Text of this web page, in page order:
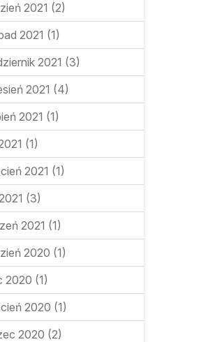
2021 (2)
2021 (1)
2021 (3)
2021 (4)
2021 (1)
(1)
2021 (1)
(3)
2021 (1)
2020 (1)
2020 (1)
2020 (1)
2020 (2)